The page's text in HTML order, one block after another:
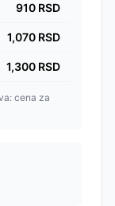
910 RSD
1,070 RSD
1,300 RSD
cena za